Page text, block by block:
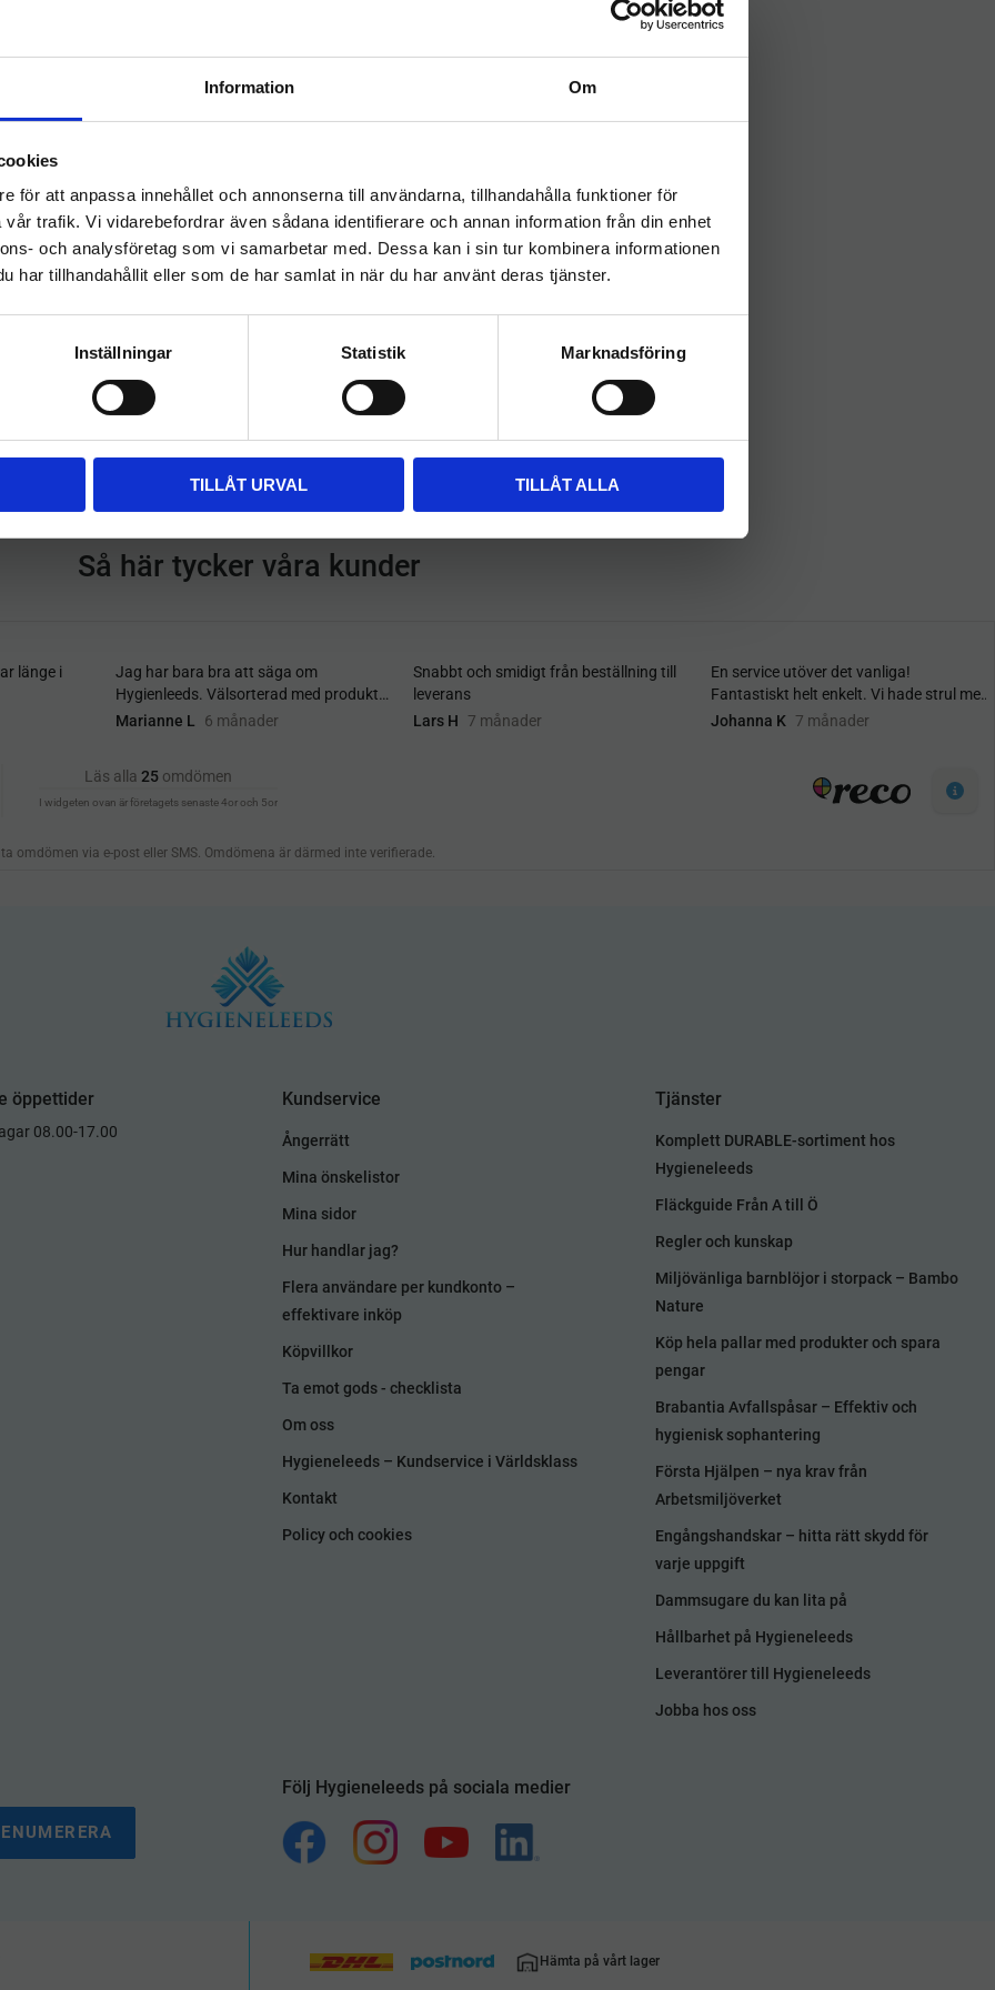
Information Om
för att anpassa innehållet och annonserna till användarna, tillhandahålla funktioner för
trafik. Vi vidarebefordrar även sådana identifierare och annan information från din enhet
och analysföretag som vi samarbetar med. Dessa kan i sin tur kombinera informationen
har tillhandahållit eller som de har samlat in när du har använt deras tjänster.
Inställningar Statistik Marknadsföring
TILLÅT URVAL TILLÅT ALLA
e
o
k
t
e
k
d
n
t
s
Så här tycker våra kunder
öppettider
08.00-17.00
Följ Hygieneleeds på sociala medier
Kundservice
Ångerrätt
Mina önskelistor
Mina sidor
Hur handlar jag?
Flera användare per kundkonto –
effektivare inköp
Köpvillkor
Ta emot gods - checklista
Om oss
Hygieneleeds – Kundservice i Världsklass
Kontakt
Policy och cookies
Tjänster
Komplett DURABLE-sortiment hos
Hygieneleeds
Fläckguide Från A till Ö
Regler och kunskap
Miljövänliga barnblöjor i storpack – Bambo
Nature
Köp hela pallar med produkter och spara
pengar
Brabantia Avfallspåsar – Effektiv och
hygienisk sophantering
Första Hjälpen – nya krav från
Arbetsmiljöverket
Engångshandskar – hitta rätt skydd för
varje uppgift
Dammsugare du kan lita på
Hållbarhet på Hygieneleeds
Leverantörer till Hygieneleeds
Jobba hos oss
Hämta på vårt lager
hygieneleeds.se
Vill du handla som företag eller privatperson?
FÖRETAG
Priser visas exkl. moms
PRIVAT
Priser visas inkl. moms